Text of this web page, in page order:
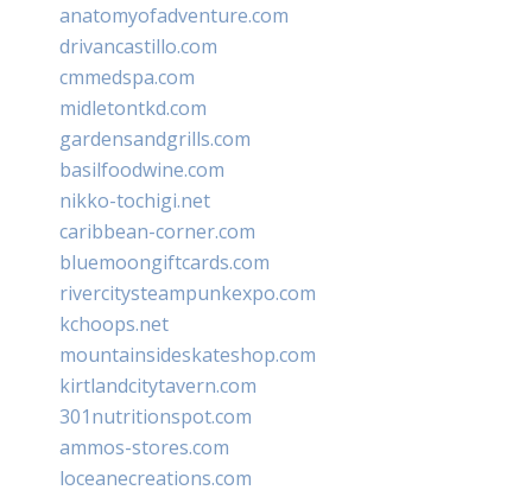
anatomyofadventure.com
drivancastillo.com
cmmedspa.com
midletontkd.com
gardensandgrills.com
basilfoodwine.com
nikko-tochigi.net
caribbean-corner.com
bluemoongiftcards.com
rivercitysteampunkexpo.com
kchoops.net
mountainsideskateshop.com
kirtlandcitytavern.com
301nutritionspot.com
ammos-stores.com
loceanecreations.com